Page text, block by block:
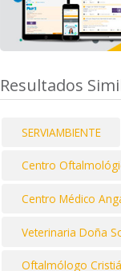
Resultados
SERVIAMBIENTE
Centro
Centro Médico
Veterinaria Doña
Oftalmólogo